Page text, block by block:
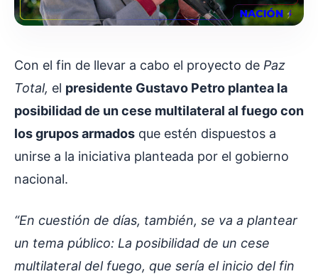
Con el fin de llevar a cabo el proyecto de Paz
Total, el presidente Gustavo Petro plantea la
posibilidad de un cese multilateral al fuego con
los grupos armados que estén dispuestos a
unirse a la iniciativa planteada por el gobierno
nacional.
“En cuestión de días, también, se va a plantear
un tema público: La posibilidad de un cese
multilateral del fuego, que sería el inicio del fin